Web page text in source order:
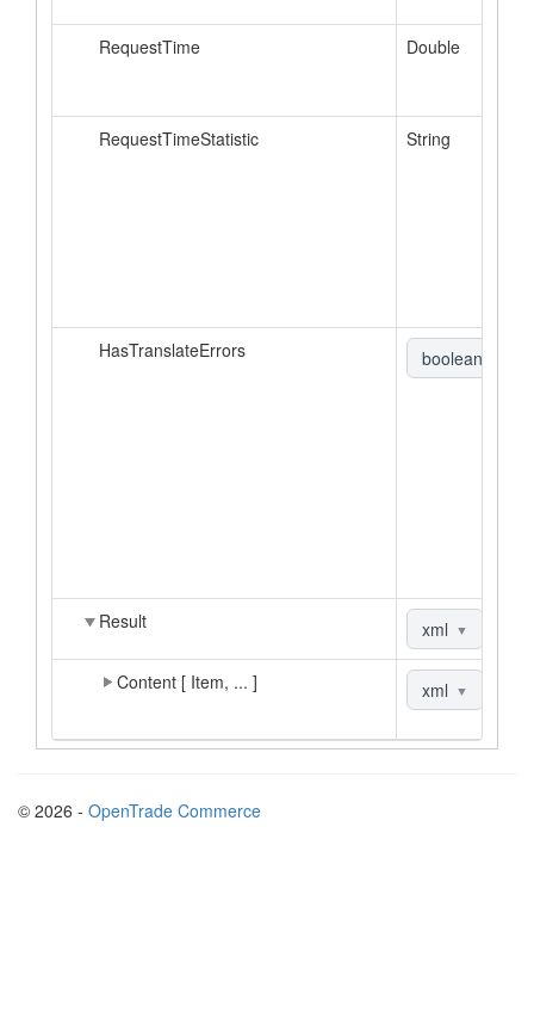
RequestTime Double
RequestTimeStatistic String
HasTranslateErrors boolean
Result xml ▼
Content [ Item, ... ] xml ▼
© 2026 - OpenTrade Commerce